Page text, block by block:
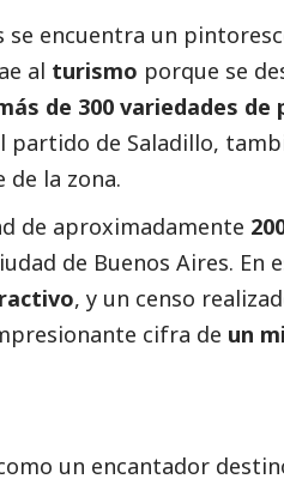
se encuentra un
al turismo porque se
de 300 variedades de
partido de Saladillo,
la zona.
de aproximadamente
de Buenos Aires. En
, y un censo
cifra de un
un encantador